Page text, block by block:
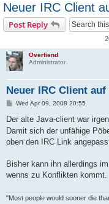
Neuer IRC Client
Post Reply
Overfiend
Administrator
Neuer IRC Client auf
P
s
Wed Apr 09, 2008 20:55
Der alte Java-client war
Damit sich der unfähige
oben den IRC Link
Bisher kann ihn allerdings
wenns zu Konflikten kommt.
"Most people would sooner die